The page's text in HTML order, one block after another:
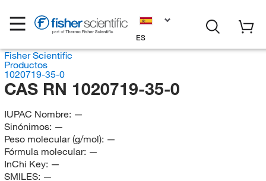
ES
Fisher Scientific
Productos
1020719-35-0
CAS RN 1020719-35-0
IUPAC Nombre: —
Sinónimos: —
Peso molecular (g/mol): —
Fórmula molecular: —
InChi Key: —
SMILES: —